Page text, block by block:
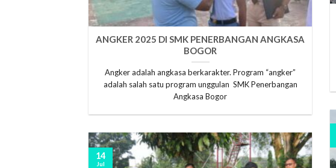
ANGKER 2025 DI SMK PENERBANGAN ANGKASA
BOGOR
Angker adalah angkasa berkarakter. Program “angker”
adalah salah satu program unggulan SMK Penerbangan
Angkasa Bogor
14
Jul